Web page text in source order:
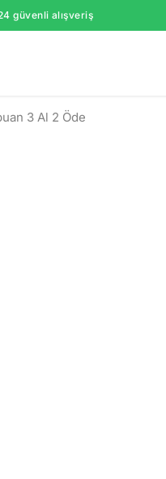
güvenli alışveriş
3 Al 2 Öde